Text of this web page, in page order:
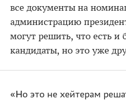
все документы на
администрацию
могут решить, что есть и
кандидаты, но это уже
«Но это не хейтерам